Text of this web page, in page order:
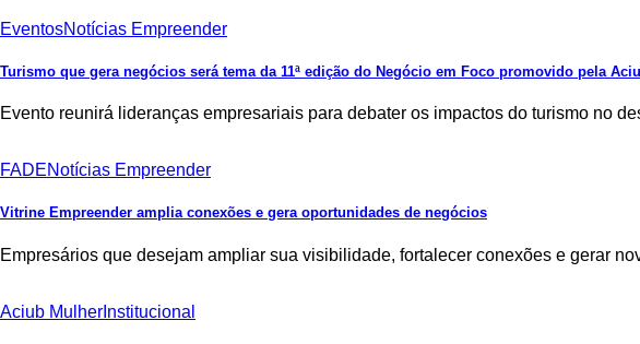
EventosNotícias Empreender
Turismo que gera negócios será tema da 11ª edição do Negócio em Foco promovido pela
Evento reunirá lideranças empresariais para debater os impactos do turismo no
FADENotícias Empreender
Vitrine Empreender amplia conexões e gera oportunidades de negócios
Empresários que desejam ampliar sua visibilidade, fortalecer conexões e gerar
Aciub Mulher Institucional